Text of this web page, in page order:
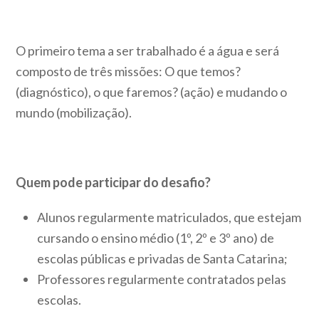
O primeiro tema a ser trabalhado é a água e será
composto de três missões: O que temos?
(diagnóstico), o que faremos? (ação) e mudando o
mundo (mobilização).
Quem pode participar do desafio?
Alunos regularmente matriculados, que estejam
cursando o ensino médio (1º, 2º e 3º ano) de
escolas públicas e privadas de Santa Catarina;
Professores regularmente contratados pelas
escolas.